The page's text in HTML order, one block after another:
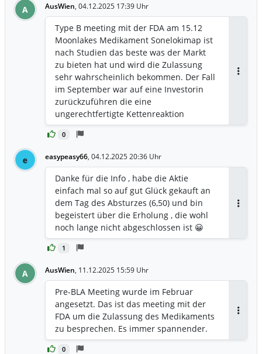
A AusWien, 04.12.2025 17:39 Uhr
0
Type B meeting mit der FDA am 15.12
Moonlakes Medikament Sonelokimap ist
nach Studien das beste was der Markt
zu bieten hat und wird die Zulassung
sehr wahrscheinlich bekommen. Der Fall
im September war auf eine Investorin
zurückzuführen die eine
ungerechtfertigte Kettenreaktion
ausgelöst hat. Grund war 1 Patient in der
Placebo studie. Die Aktie fiel auf unter 6
wollte Moonlake schon auskaufen (etwa
47$ pro Aktie) und Moonlake hat
abgelehnt. Das war vor dem Fall als die
Aktie noch über 60 wert war. Analysten
spekulieren mit einem wert zwischen 80
und 120, manche sogar mit 210 (nach
fundierten modellrechnungen) sollte
Moonlake aufgekauft werden. Ich halte
Marktwert für sen Verkauf des
Medikaments ist auf der Moonlake
Homepage nachzulesen. Seit meinem
letztem Post am 13.0ktober ist die Aktie
von 10,66 auf etwa 14,60 gestiegen. Der
Freefloat ist gering, der Bärenanteil wird
von konstitutionellen Investoren
e easypeasy66, 04.12.2025 20:36 Uhr
1
Danke für die Info , habe die Aktie
einfach mal so auf gut Glück gekauft an
dem Tag des Absturzes (6,50) und bin
begeistert über die Erholung , die wohl
noch lange nicht abgeschlossen ist 😀
A AusWien, 11.12.2025 15:59 Uhr
0
Pre-BLA Meeting wurde im Februar
angesetzt. Das ist das meeting mit der
FDA um die Zulassung des Medikaments
zu besprechen. Es immer spannender.